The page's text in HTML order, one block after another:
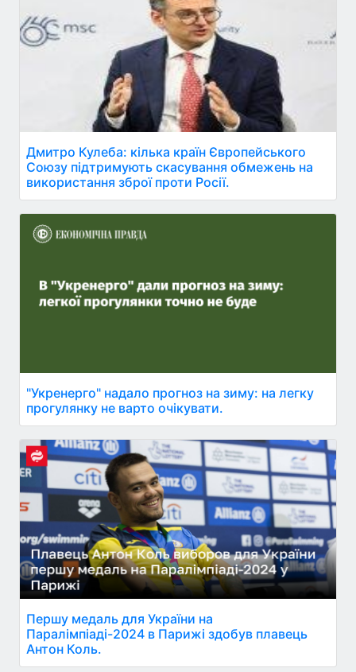
Дмитро Кулеба: кілька країн Європейського
Союзу підтримують скасування обмежень на
використання зброї проти Росії.
"Укренерго" надало прогноз на зиму: на легку
прогулянку не варто очікувати.
Першу медаль для України на
Паралімпіаді-2024 в Парижі здобув плавець
Антон Коль.